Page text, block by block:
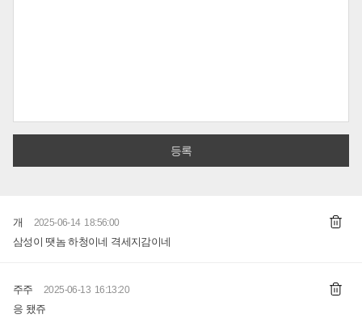
개 2025-06-14 18:56:00
삼성이 땟놈 하청이네 격세지감이네
주주 2025-06-13 16:13:20
응 됐쥬